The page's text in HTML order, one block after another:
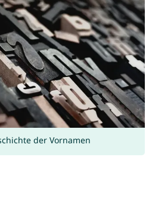
der Vornamen